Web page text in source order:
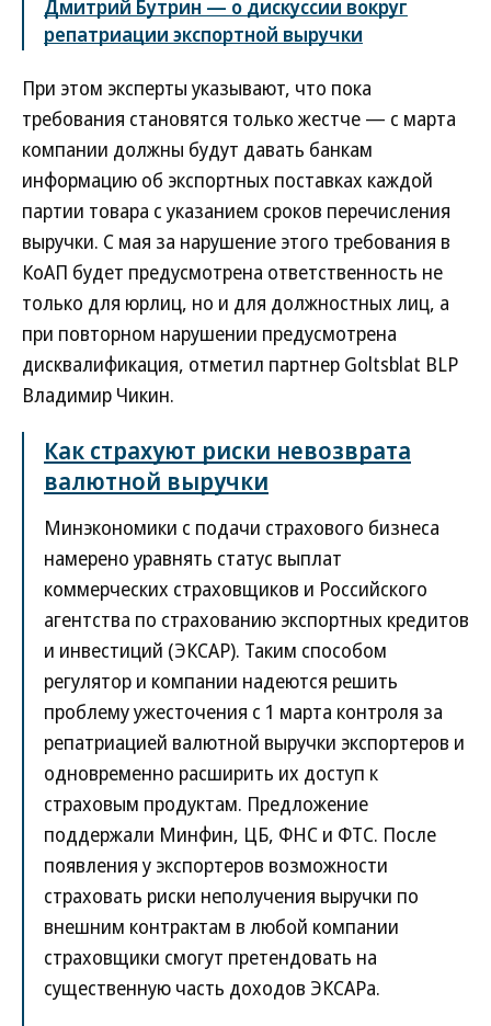
Дмитрий Бутрин — о дискуссии вокруг
репатриации экспортной выручки
При этом эксперты указывают, что пока
требования становятся только жестче — с марта
компании должны будут давать банкам
информацию об экспортных поставках каждой
партии товара с указанием сроков перечисления
выручки. С мая за нарушение этого требования в
КоАП будет предусмотрена ответственность не
только для юрлиц, но и для должностных лиц, а
при повторном нарушении предусмотрена
дисквалификация, отметил партнер Goltsblat BLP
Владимир Чикин.
Как страхуют риски невозврата
валютной выручки
Минэкономики с подачи страхового бизнеса
намерено уравнять статус выплат
коммерческих страховщиков и Российского
агентства по страхованию экспортных кредитов
и инвестиций (ЭКСАР). Таким способом
регулятор и компании надеются решить
проблему ужесточения с 1 марта контроля за
репатриацией валютной выручки экспортеров и
одновременно расширить их доступ к
страховым продуктам. Предложение
поддержали Минфин, ЦБ, ФНС и ФТС. После
появления у экспортеров возможности
страховать риски неполучения выручки по
внешним контрактам в любой компании
страховщики смогут претендовать на
существенную часть доходов ЭКСАРа.